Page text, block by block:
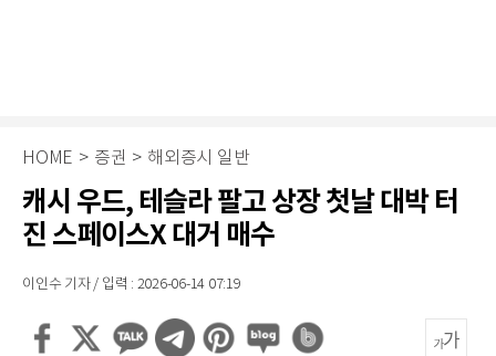
HOME > 증권 > 해외증시 일반
캐시 우드, 테슬라 팔고 상장 첫날 대박 터
진 스페이스X 대거 매수
이인수 기자 / 입력 : 2026-06-14 07:19